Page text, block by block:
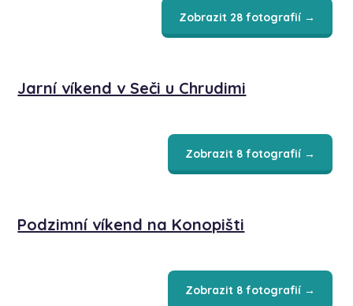
Zobrazit 28 fotografií →
Jarní víkend v Seči u Chrudimi
Zobrazit 8 fotografií →
Podzimní víkend na Konopišti
Zobrazit 8 fotografií →